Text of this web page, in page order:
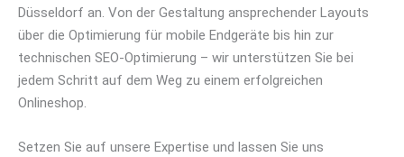
Düsseldorf an. Von der Gestaltung ansprechender Layouts
über die Optimierung für mobile Endgeräte bis hin zur
technischen SEO-Optimierung – wir unterstützen Sie bei
jedem Schritt auf dem Weg zu einem erfolgreichen
Onlineshop.
Setzen Sie auf unsere Expertise und lassen Sie uns